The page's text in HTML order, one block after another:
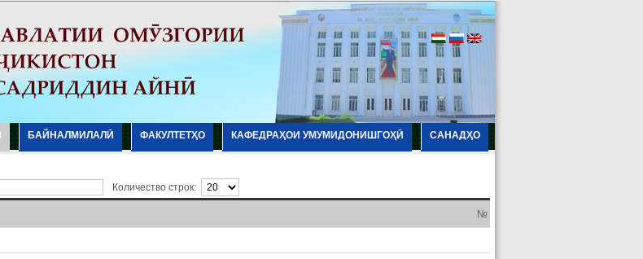
БАЙНАЛМИЛАЛӢ ФАКУЛТЕТҲО КАФЕДРАҲОИ УМУМИДОНИШГОҲӢ САНАДҲО
Количество строк:
№